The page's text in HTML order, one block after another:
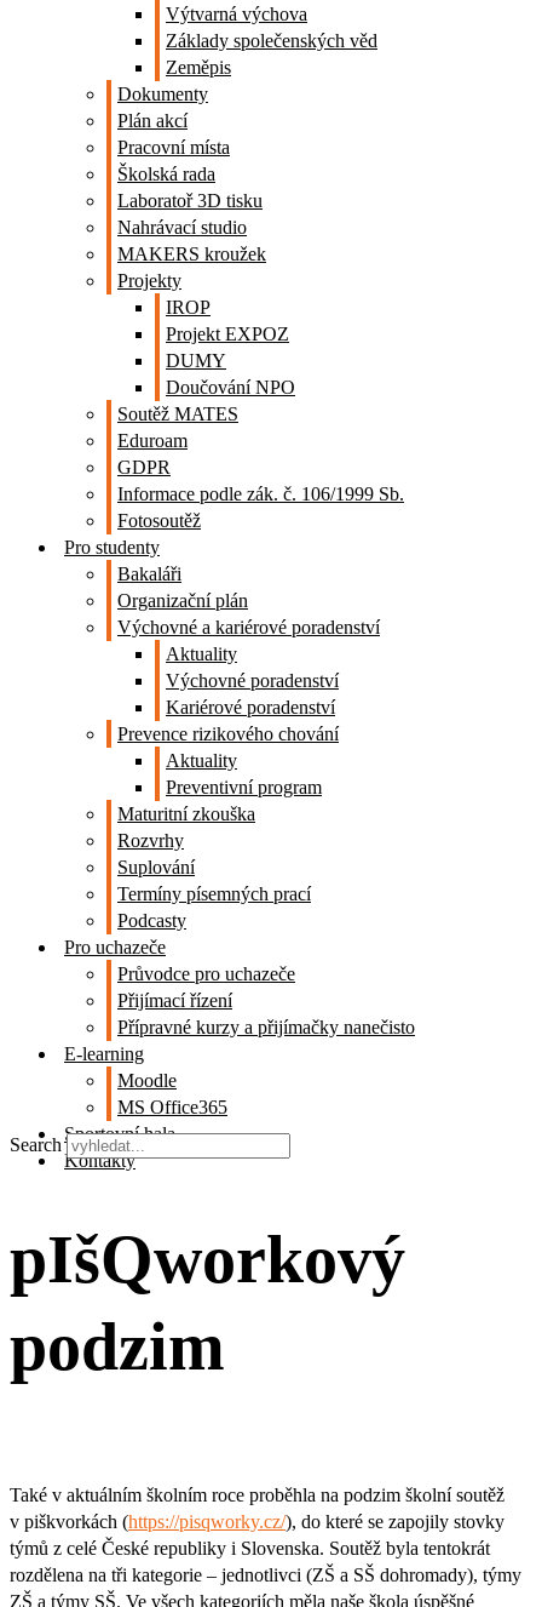
Výtvarná výchova
Základy společenských věd
Zeměpis
Dokumenty
Plán akcí
Pracovní místa
Školská rada
Laboratoř 3D tisku
Nahrávací studio
MAKERS kroužek
Projekty
IROP
Projekt EXPOZ
DUMY
Doučování NPO
Soutěž MATES
Eduroam
GDPR
Informace podle zák. č. 106/1999 Sb.
Fotosoutěž
Pro studenty
Bakaláři
Organizační plán
Výchovné a kariérové poradenství
Aktuality
Výchovné poradenství
Kariérové poradenství
Prevence rizikového chování
Aktuality
Preventivní program
Maturitní zkouška
Rozvrhy
Suplování
Termíny písemných prací
Podcasty
Pro uchazeče
Průvodce pro uchazeče
Přijímací řízení
Přípravné kurzy a přijímačky nanečisto
E-learning
Moodle
MS Office365
Sportovní hala
Kontakty
Search
pIšQworkový
podzim
Také v aktuálním školním roce proběhla na podzim školní soutěž
v piškvorkách (https://pisqworky.cz/), do které se zapojily stovky
týmů z celé České republiky i Slovenska. Soutěž byla tentokrát
rozdělena na tři kategorie – jednotlivci (ZŠ a SŠ dohromady), týmy
ZŠ a týmy SŠ. Ve všech kategoriích měla naše škola úspěšné